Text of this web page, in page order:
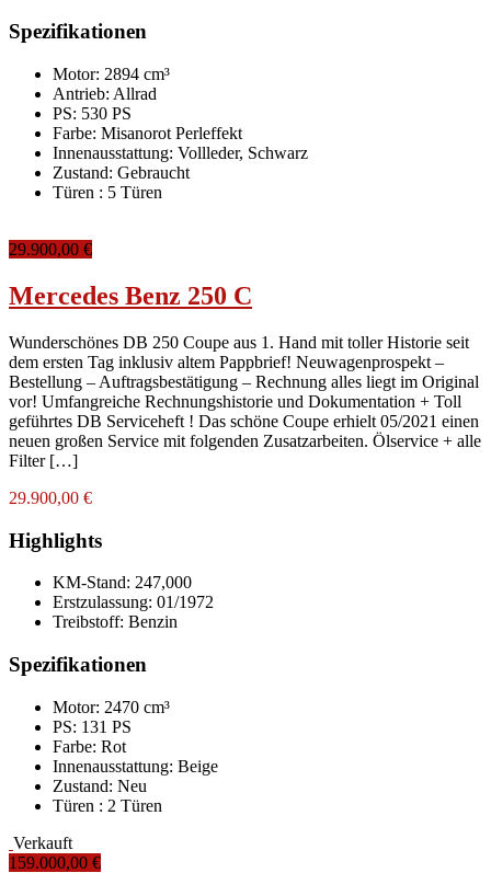
Spezifikationen
Motor: 2894 cm³
Antrieb: Allrad
PS: 530 PS
Farbe: Misanorot Perleffekt
Innenausstattung: Vollleder, Schwarz
Zustand: Gebraucht
Türen : 5 Türen
29.900,00 €
Mercedes Benz 250 C
Wunderschönes DB 250 Coupe aus 1. Hand mit toller Historie seit
dem ersten Tag inklusiv altem Pappbrief! Neuwagenprospekt –
Bestellung – Auftragsbestätigung – Rechnung alles liegt im Original
vor! Umfangreiche Rechnungshistorie und Dokumentation + Toll
geführtes DB Serviceheft ! Das schöne Coupe erhielt 05/2021 einen
neuen großen Service mit folgenden Zusatzarbeiten. Ölservice + alle
Filter […]
29.900,00 €
Highlights
KM-Stand: 247,000
Erstzulassung: 01/1972
Treibstoff: Benzin
Spezifikationen
Motor: 2470 cm³
PS: 131 PS
Farbe: Rot
Innenausstattung: Beige
Zustand: Neu
Türen : 2 Türen
Verkauft
159.000,00 €